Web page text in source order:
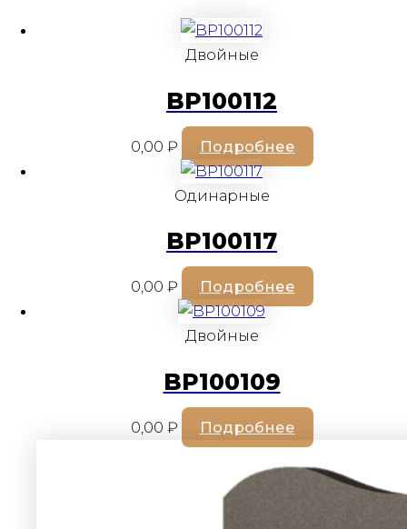
Двойные
BP100112
0,00 ₽ Подробнее
Одинарные
BP100117
0,00 ₽ Подробнее
Двойные
BP100109
0,00 ₽ Подробнее